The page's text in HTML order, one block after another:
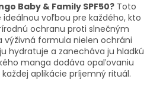
Baby & Family SPF50? Toto
voľbou pre každého, kto
ochranu proti slnečným
výživná formula nielen ochráni
hydratuje a zanecháva ju hladkú
manga dodáva opaľovaniu
aplikácie príjemný rituál.